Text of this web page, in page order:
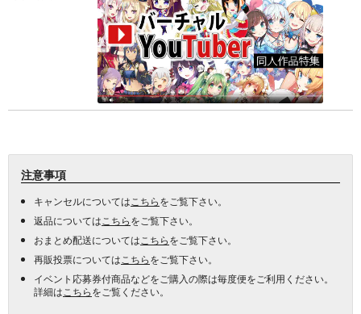
注意事項
キャンセルについては こちらをご覧下さい。
返品については こちらをご覧下さい。
おまとめ配送については こちらをご覧下さい。
再販投票については こちらをご覧下さい。
イベント応募券付商品などをご購入の際は毎度便をご利用ください。
詳細は こちらをご覧ください。